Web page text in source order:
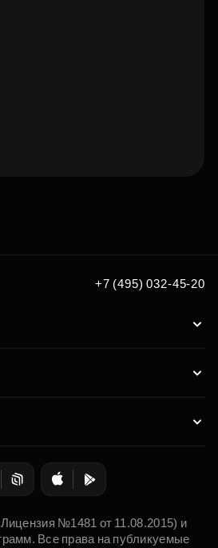
+7 (495) 032-45-20
№1481 от 11.08.2015) и
Все права на публикуемые